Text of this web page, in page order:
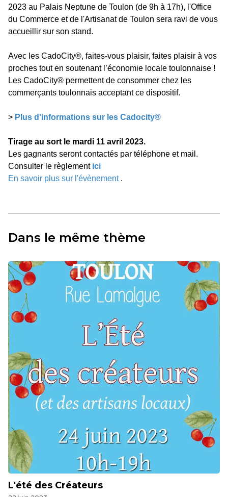
2023 au Palais Neptune de Toulon (de 9h à 17h), l'Office
du Commerce et de l'Artisanat de Toulon sera ravi de vous
accueillir sur son stand.
Avec les CadoCity®, faites-vous plaisir, faites plaisir à vos
proches tout en soutenant l’économie locale toulonnaise !
Les CadoCity® permettent de consommer chez les
commerçants toulonnais acceptant ce dispositif.
> Plus d'informations sur les Cadocity®
Tirage au sort le mardi 11 avril 2023.
Les gagnants seront contactés par téléphone et mail.
Consulter le règlement ici
En savoir plus sur l'évènement.
Dans le même thème
L'été des Créateurs